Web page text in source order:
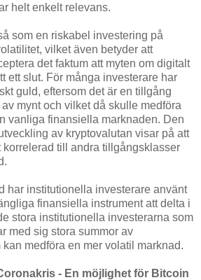
helt enkelt relevans.
som en riskabel investering på
vilket även betyder att
det faktum att myten om digitalt
ett slut. För många investerare har
guld, eftersom det är en tillgång
mynt och vilket då skulle medföra
vanliga finansiella marknaden. Den
av kryptovalutan visar på att
korrelerad till andra tillgångsklasser
har institutionella investerare använt
finansiella instrument att delta i
stora institutionella investerarna som
med sig stora summor av
medföra en mer volatil marknad.
- En möjlighet för Bitcoin